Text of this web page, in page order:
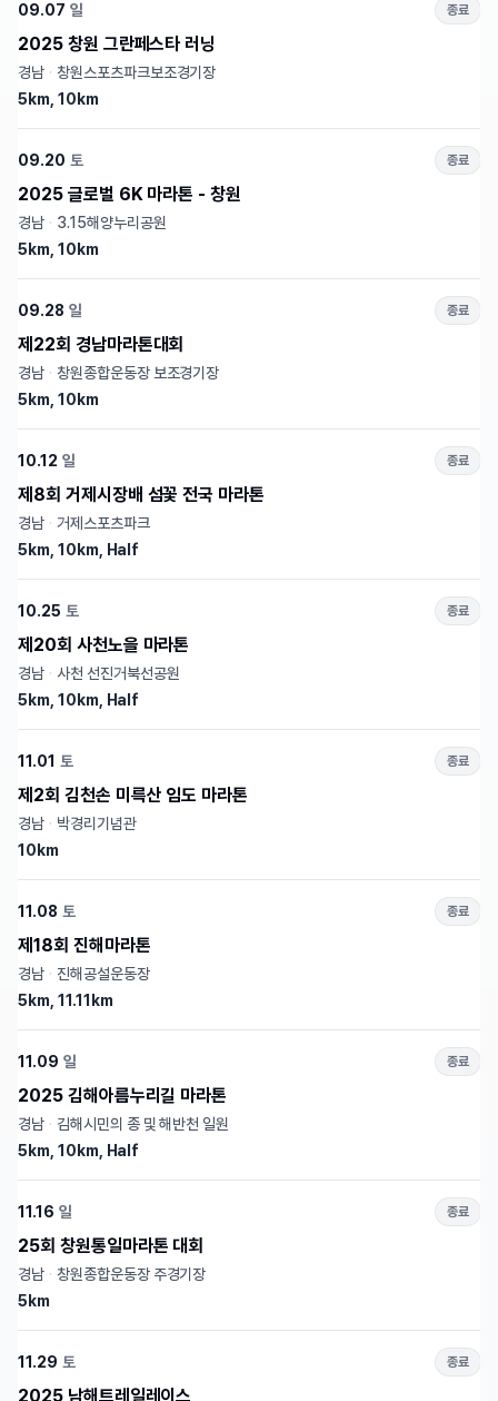
09.07 일 종료
2025 창원 그란페스타 러닝
경남 · 창원스포츠파크보조경기장
5km, 10km
09.20 토 종료
2025 글로벌 6K 마라톤 - 창원
경남 · 3.15해양누리공원
5km, 10km
09.28 일 종료
제22회 경남마라톤대회
경남 · 창원종합운동장 보조경기장
5km, 10km
10.12 일 종료
제8회 거제시장배 섬꽃 전국 마라톤
경남 · 거제스포츠파크
5km, 10km, Half
10.25 토 종료
제20회 사천노을 마라톤
경남 · 사천 선진거북선공원
5km, 10km, Half
11.01 토 종료
제2회 김천손 미륵산 임도 마라톤
경남 · 박경리기념관
10km
11.08 토 종료
제18회 진해마라톤
경남 · 진해공설운동장
5km, 11.11km
11.09 일 종료
2025 김해아름누리길 마라톤
경남 · 김해시민의 종 및 해반천 일원
5km, 10km, Half
11.16 일 종료
25회 창원통일마라톤 대회
경남 · 창원종합운동장 주경기장
5km
11.29 토 종료
2025 남해트레일레이스